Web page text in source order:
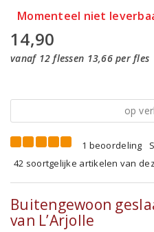
Momenteel niet
14,90
vanaf 12 flessen 13,66 per fles
op
1 beoordeling
42 soortgelijke artikelen van
Buitengewoon
van L’Arjolle